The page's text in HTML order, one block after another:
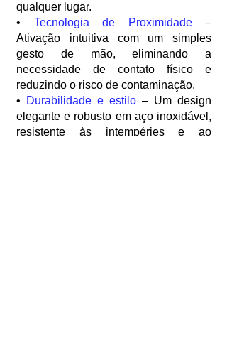
qualquer lugar.
• Tecnologia de Proximidade–
Ativação intuitiva com um simples
gesto de mão, eliminando a
necessidade de contato físico e
reduzindo o risco de contaminação.
•
Durabilidade e estilo – Um design
elegante e robusto em aço inoxidável,
resistente às intempéries e ao